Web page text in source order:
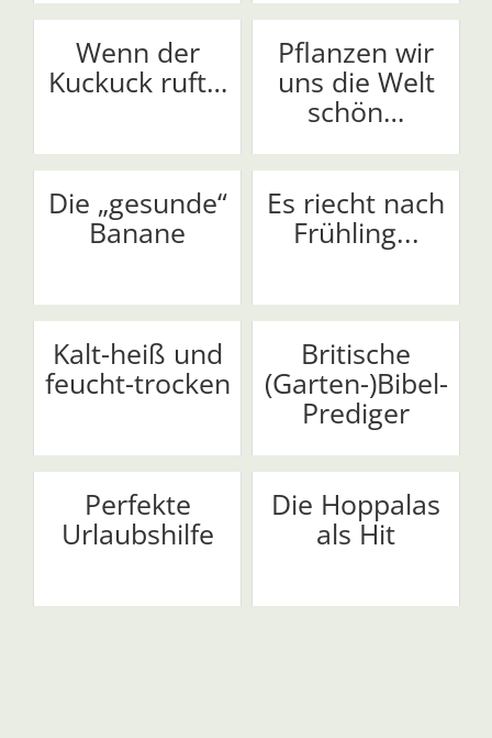
Wenn der
Kuckuck ruft…
Pflanzen wir
uns die Welt
schön…
Die „gesunde“
Banane
Es riecht nach
Frühling...
Kalt-heiß und
feucht-trocken
Britische
(Garten-)Bibel-
Prediger
Perfekte
Urlaubshilfe
Die Hoppalas
als Hit